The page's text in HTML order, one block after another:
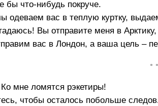
что-нибудь покруче.
вас в теплую куртку,
Вы отправите меня в
вас в Лондон, а ваша цель –
•
мне ломятся рэкетиры!
чтобы осталось побольше